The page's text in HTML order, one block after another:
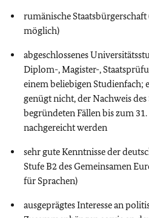
rumänische
möglich)
abgeschlossenes
Diplom-, Magister-,
einem beliebigen Studienfach;
genügt nicht, der Nachweis
begründeten Fällen bis zum
nachgereicht werden
sehr gute Kenntnisse der
Stufe B2 des Gemeinsamen
für Sprachen)
ausgeprägtes Interesse an